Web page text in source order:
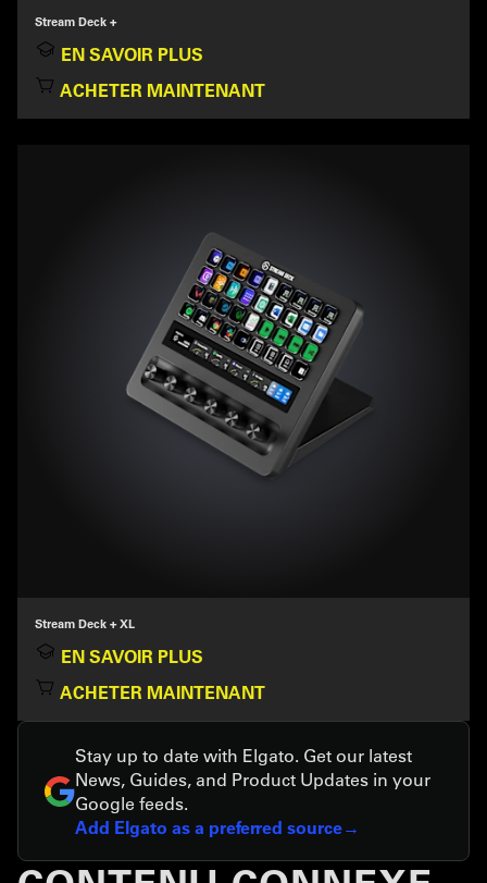
Stream Deck +
EN SAVOIR PLUS
ACHETER MAINTENANT
Stream Deck + XL
EN SAVOIR PLUS
ACHETER MAINTENANT
Stay up to date with Elgato. Get our latest
News, Guides, and Product Updates in your
Google feeds.
Add Elgato as a preferred source